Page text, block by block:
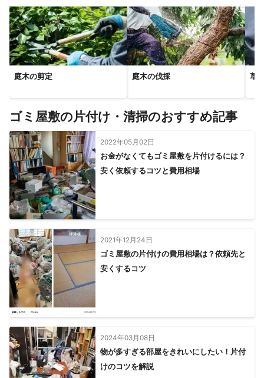
庭木の剪定 庭木の伐採 草
ゴミ屋敷の片付け・清掃のおすすめ記事
2022年05月02日
お金がなくてもゴミ屋敷を片付けるには？
安く依頼するコツと費用相場
2021年12月24日
ゴミ屋敷の片付けの費用相場は？依頼先と
安くするコツ
2024年03月08日
物が多すぎる部屋をきれいにしたい！片付
けのコツを解説